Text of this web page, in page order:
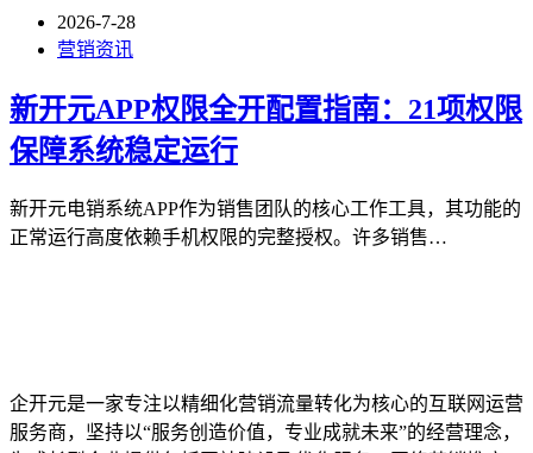
2026-7-28
营销资讯
新开元APP权限全开配置指南：21项权限
保障系统稳定运行
新开元电销系统APP作为销售团队的核心工作工具，其功能的
正常运行高度依赖手机权限的完整授权。许多销售…
企开元是一家专注以精细化营销流量转化为核心的互联网运营
服务商，坚持以“服务创造价值，专业成就未来”的经营理念，